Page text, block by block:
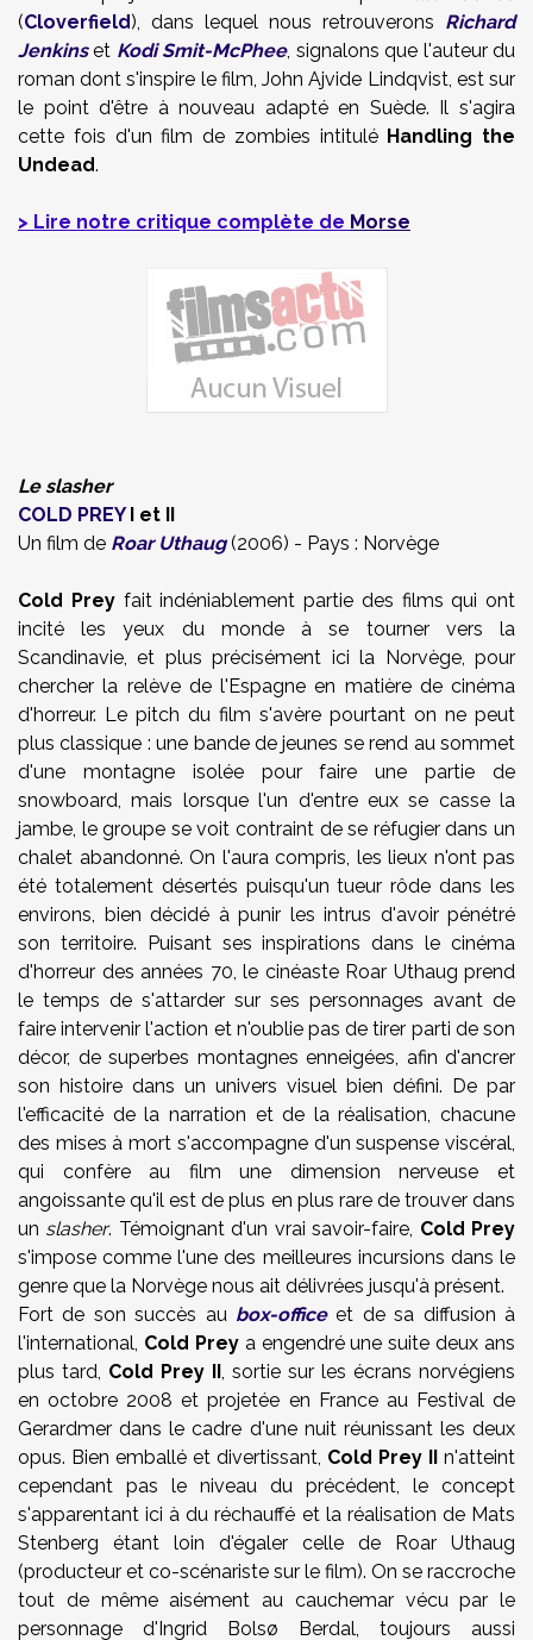
(Cloverfield), dans lequel nous retrouverons Richard
Jenkinset Kodi Smit-McPhee, signalons que l'auteur du
roman dont s'inspire le film, John Ajvide Lindqvist, est sur
le point d'être à nouveau adapté en Suède. Il s'agira
cette fois d'un film de zombies intitulé Handling the
Undead.
> Lire notre critique complète de Morse
Le slasher
COLD PREYI et II
Un film de Roar Uthaug(2006) - Pays : Norvège
Cold Preyfait indéniablement partie des films qui ont
incité les yeux du monde à se tourner vers la
Scandinavie, et plus précisément ici la Norvège, pour
chercher la relève de l'Espagne en matière de cinéma
d'horreur. Le pitch du film s'avère pourtant on ne peut
plus classique : une bande de jeunes se rend au sommet
d'une montagne isolée pour faire une partie de
snowboard, mais lorsque l'un d'entre eux se casse la
jambe, le groupe se voit contraint de se réfugier dans un
chalet abandonné. On l'aura compris, les lieux n'ont pas
été totalement désertés puisqu'un tueur rôde dans les
environs, bien décidé à punir les intrus d'avoir pénétré
son territoire. Puisant ses inspirations dans le cinéma
d'horreur des années 70, le cinéaste Roar Uthaug prend
le temps de s'attarder sur ses personnages avant de
faire intervenir l'action et n'oublie pas de tirer parti de son
décor, de superbes montagnes enneigées, afin d'ancrer
son histoire dans un univers visuel bien défini. De par
l'efficacité de la narration et de la réalisation, chacune
des mises à mort s'accompagne d'un suspense viscéral,
qui confère au film une dimension nerveuse et
angoissante qu'il est de plus en plus rare de trouver dans
un slasher. Témoignant d'un vrai savoir-faire, Cold Prey
s'impose comme l'une des meilleures incursions dans le
genre que la Norvège nous ait délivrées jusqu'à présent.
Fort de son succès au box-officeet de sa diffusion à
l'international, Cold Preya engendré une suite deux ans
plus tard, Cold Prey II, sortie sur les écrans norvégiens
en octobre 2008 et projetée en France au Festival de
Gerardmer dans le cadre d'une nuit réunissant les deux
opus. Bien emballé et divertissant, Cold Prey II n'atteint
cependant pas le niveau du précédent, le concept
s'apparentant ici à du réchauffé et la réalisation de Mats
Stenberg étant loin d'égaler celle de Roar Uthaug
(producteur et co-scénariste sur le film). On se raccroche
tout de même aisément au cauchemar vécu par le
personnage d'Ingrid Bolsø Berdal, toujours aussi